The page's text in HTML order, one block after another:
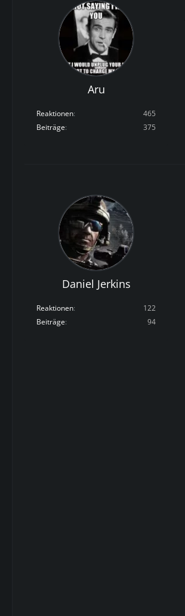
Aru
Reaktionen
465
Beiträge
375
Daniel Jerkins
Reaktionen
122
Beiträge
94